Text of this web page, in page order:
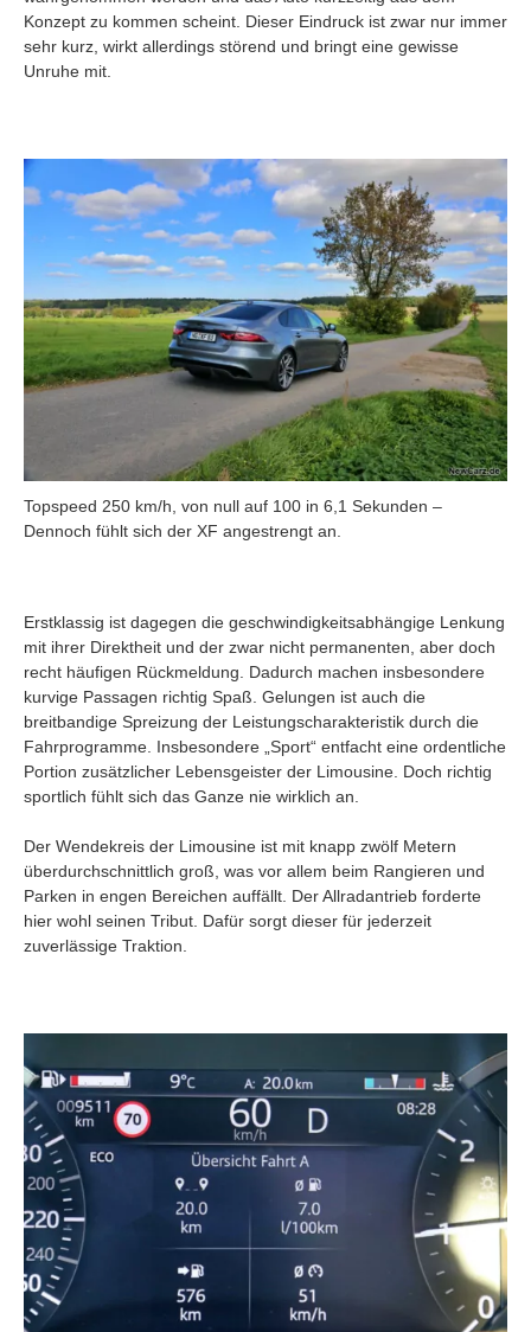
Konzept zu kommen scheint. Dieser Eindruck ist zwar nur immer
sehr kurz, wirkt allerdings störend und bringt eine gewisse
Unruhe mit.
Topspeed 250 km/h, von null auf 100 in 6,1 Sekunden –
Dennoch fühlt sich der XF angestrengt an.
Erstklassig ist dagegen die geschwindigkeitsabhängige Lenkung
mit ihrer Direktheit und der zwar nicht permanenten, aber doch
recht häufigen Rückmeldung. Dadurch machen insbesondere
kurvige Passagen richtig Spaß. Gelungen ist auch die
breitbandige Spreizung der Leistungscharakteristik durch die
Fahrprogramme. Insbesondere „Sport“ entfacht eine ordentliche
Portion zusätzlicher Lebensgeister der Limousine. Doch richtig
sportlich fühlt sich das Ganze nie wirklich an.
Der Wendekreis der Limousine ist mit knapp zwölf Metern
überdurchschnittlich groß, was vor allem beim Rangieren und
Parken in engen Bereichen auffällt. Der Allradantrieb forderte
hier wohl seinen Tribut. Dafür sorgt dieser für jederzeit
zuverlässige Traktion.